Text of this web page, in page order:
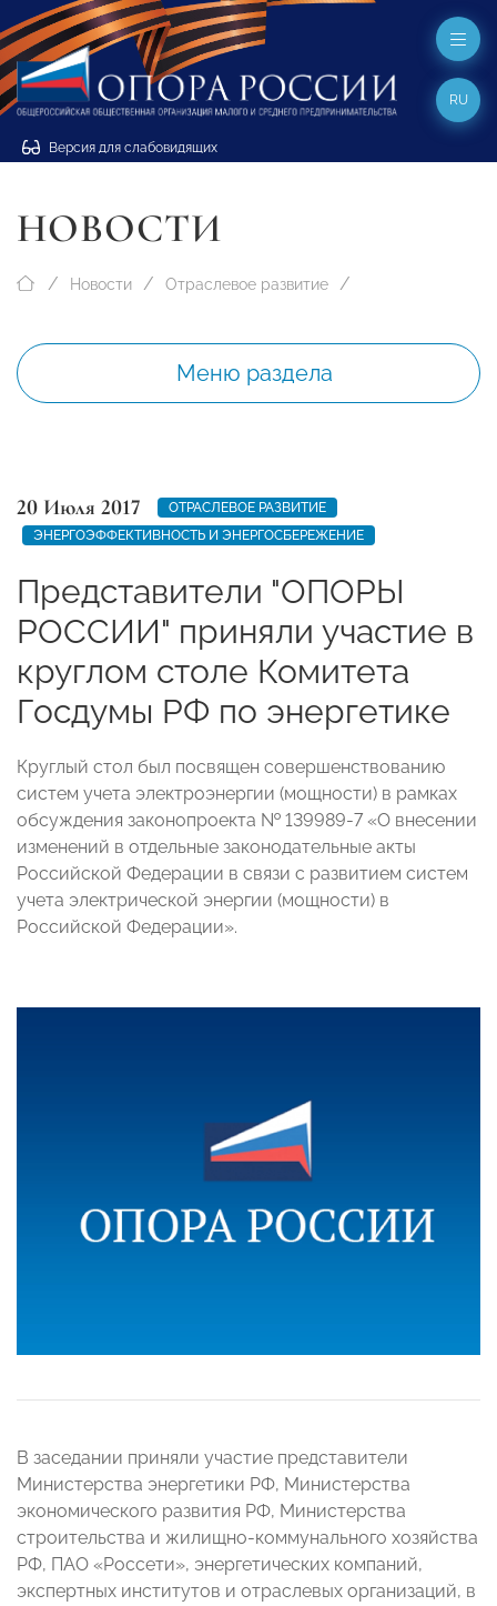
Версия для слабовидящих
RU
НОВОСТИ
Новости Отраслевое развитие
Меню раздела
20 Июля 2017
ОТРАСЛЕВОЕ РАЗВИТИЕ
ЭНЕРГОЭФФЕКТИВНОСТЬ И ЭНЕРГОСБЕРЕЖЕНИЕ
Представители "ОПОРЫ
РОССИИ" приняли участие в
круглом столе Комитета
Госдумы РФ по энергетике
Круглый стол был посвящен совершенствованию
систем учета электроэнергии (мощности) в рамках
обсуждения законопроекта № 139989-7 «О внесении
изменений в отдельные законодательные акты
Российской Федерации в связи с развитием систем
учета электрической энергии (мощности) в
Российской Федерации».
В заседании приняли участие представители
Министерства энергетики РФ, Министерства
экономического развития РФ, Министерства
строительства и жилищно-коммунального хозяйства
РФ, ПАО «Россети», энергетических компаний,
экспертных институтов и отраслевых организаций, в